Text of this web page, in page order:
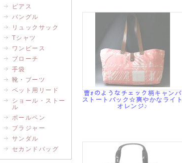
曹ｫのようなチェック柄キャンパ
ストートバック☆爽やかなライト
オレンジ♪
ピアス
バングル
リュックサック
Tシャツ
ワンピース
ブローチ
手袋
靴・ブーツ
ペット用リード
ショール・ストー
ル
ボールペン
ブラジャー
サンダル
セカンドバッグ